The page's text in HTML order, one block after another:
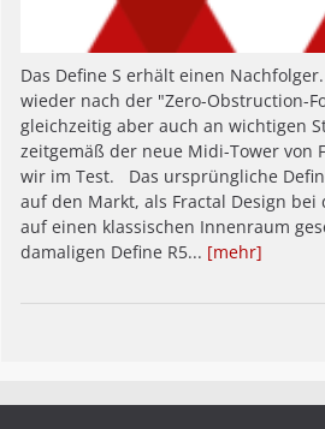
Das Define S erhält einen
wieder nach der "Zero-Obstruction-
gleichzeitig aber auch an wichtigen
zeitgemäß der neue Midi-Tower von
wir im Test. Das ursprüngliche
auf den Markt, als Fractal Design bei
auf einen klassischen Innenraum
damaligen Define R5... [mehr]